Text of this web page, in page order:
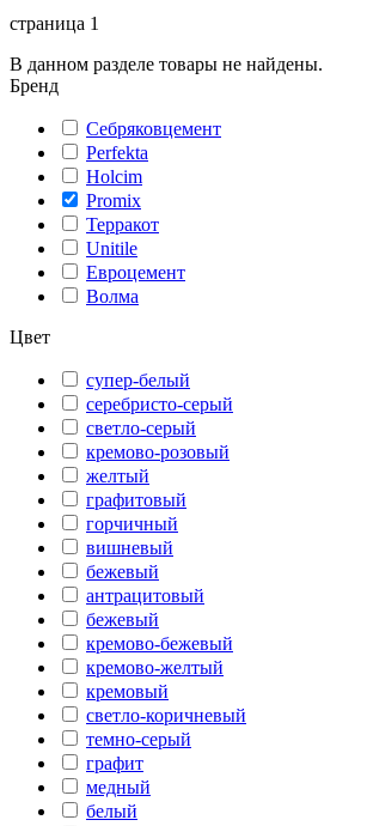
страница 1
В данном разделе товары не найдены.
Бренд
Себряковцемент
Perfekta
Holcim
Promix
Терракот
Unitile
Евроцемент
Волма
Цвет
супер-белый
серебристо-серый
светло-серый
кремово-розовый
желтый
графитовый
горчичный
вишневый
бежевый
антрацитовый
бежевый
кремово-бежевый
кремово-желтый
кремовый
светло-коричневый
темно-серый
графит
медный
белый